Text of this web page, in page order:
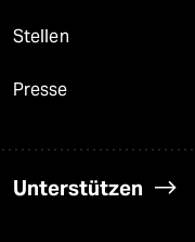
Stellen
Presse
Unterstützen